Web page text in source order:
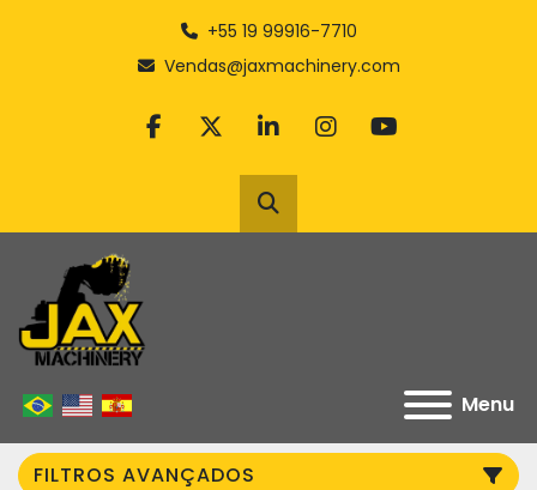
+55 19 99916-7710
Vendas@jaxmachinery.com
facebook
twitterlinkedininstagram
youtube
Pesquisar
Menu
FILTROS AVANÇADOS